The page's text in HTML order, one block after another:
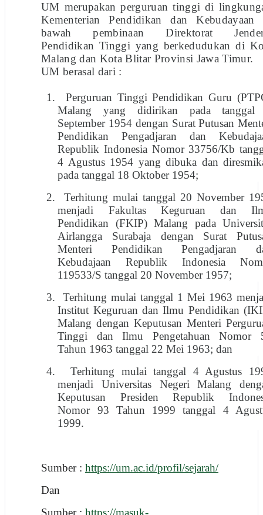
UM merupakan perguruan tinggi di
Kementerian Pendidikan dan Kebudayaan
bawah pembinaan Direktorat
Pendidikan Tinggi yang berkedudukan di
Malang dan Kota Blitar Provinsi Jawa Timur.
UM berasal dari :
1.
Perguruan Tinggi Pendidikan Guru
Malang yang didirikan pada
September 1954 dengan Surat Putusan
Pendidikan Pengadjaran dan
Republik Indonesia Nomor 33756/Kb
4 Agustus 1954 yang dibuka dan
pada tanggal 18 Oktober 1954;
2.
Terhitung mulai tanggal 20 November
menjadi Fakultas Keguruan dan
Pendidikan (FKIP) Malang pada
Airlangga Surabaja dengan Surat
Menteri Pendidikan Pengadjaran
Kebudajaan Republik Indonesia
119533/S tanggal 20 November 1957;
3.
Terhitung mulai tanggal 1 Mei 1963
Institut Keguruan dan Ilmu Pendidikan
Malang dengan Keputusan Menteri
Tinggi dan Ilmu Pengetahuan Nomor
Tahun 1963 tanggal 22 Mei 1963; dan
4.
Terhitung mulai tanggal 4 Agustus
menjadi Universitas Negeri Malang
Keputusan Presiden Republik
Nomor 93 Tahun 1999 tanggal 4
1999.
Sumber : https://um.ac.id/profil/sejarah/
Dan